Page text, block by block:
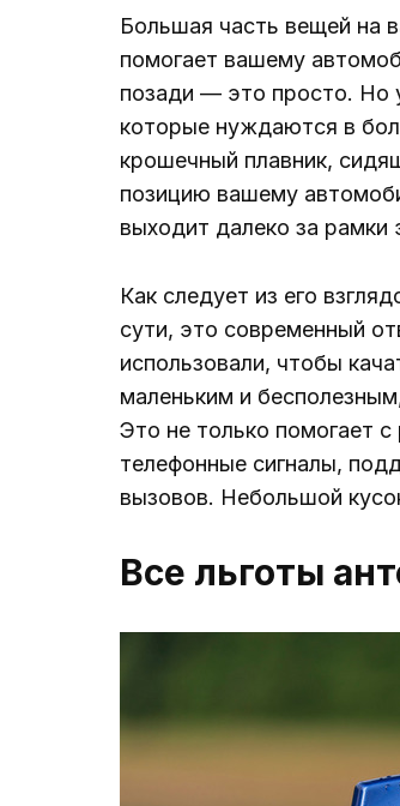
Большая часть вещей на
помогает вашему
позади — это просто. Но
которые нуждаются в
крошечный плавник,
позицию вашему
выходит далеко за рамки
Как следует из его
сути, это современный
использовали, чтобы
маленьким и
Это не только помогает
телефонные сигналы,
вызовов. Небольшой
Все льготы